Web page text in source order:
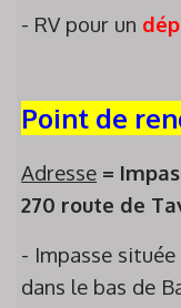
- RV pour un
Point de
Adresse =
270 route de
- Impasse
dans le bas de